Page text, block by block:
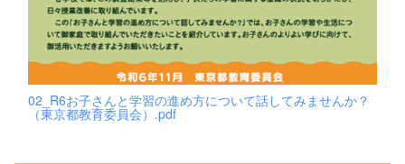
02_R6お子さんと学習の進め方について話してみませんか？
（東京都教育委員会）.pdf